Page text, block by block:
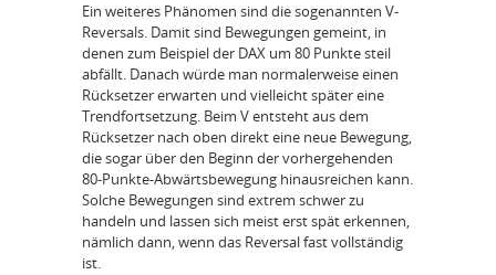
Ein weiteres Phänomen sind die sogenannten V-
Reversals. Damit sind Bewegungen gemeint, in
denen zum Beispiel der DAX um 80 Punkte steil
abfällt. Danach würde man normalerweise einen
Rücksetzer erwarten und vielleicht später eine
Trendfortsetzung. Beim V entsteht aus dem
Rücksetzer nach oben direkt eine neue Bewegung,
die sogar über den Beginn der vorhergehenden
80-Punkte-Abwärtsbewegung hinausreichen kann.
Solche Bewegungen sind extrem schwer zu
handeln und lassen sich meist erst spät erkennen,
nämlich dann, wenn das Reversal fast vollständig
ist.